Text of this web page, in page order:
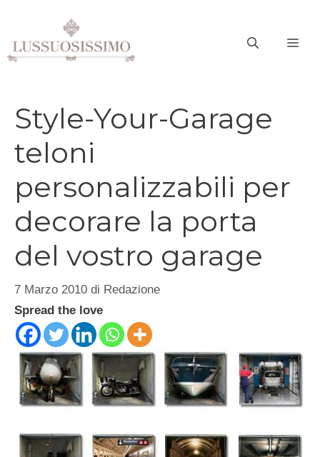
contenuto
Style-Your-Garage
teloni
personalizzabili per
decorare la porta
del vostro garage
7 Marzo 2010 di Redazione
Spread the love